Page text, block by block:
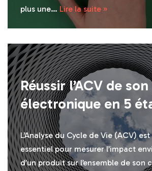
plus une… Lire la suite »
Réussir l’ACV de
électronique en 5
L’Analyse du Cycle de Vie (ACV)
essentiel pour mesurer l’impact
d’un produit sur l’ensemble de